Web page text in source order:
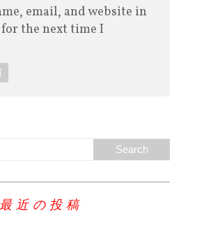
email, and website in
the next time I
最近の投稿